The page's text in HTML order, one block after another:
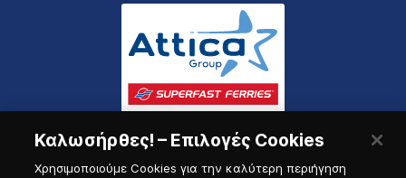
Καλωσήρθες! – Επιλογές Cookies
Χρησιμοποιούμε Cookies για την καλύτερη περιήγηση